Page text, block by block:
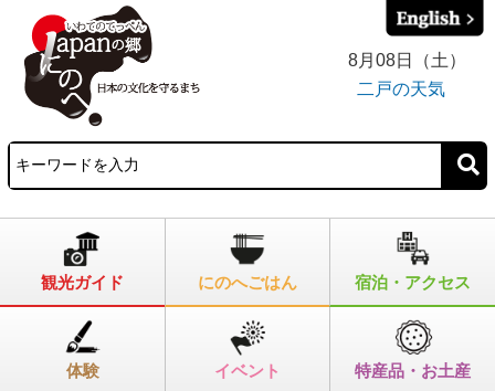
8月08日（土）
二戸の天気
観光ガイド にのへごはん 宿泊・アクセス
体験 イベント 特産品・お土産